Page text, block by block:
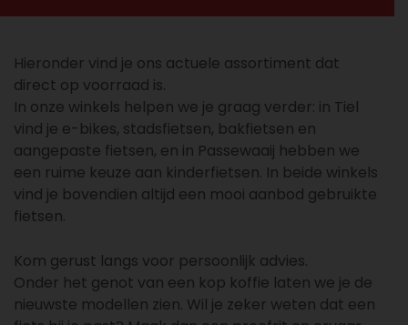
Hieronder vind je ons actuele assortiment dat
direct op voorraad is.
In onze winkels helpen we je graag verder: in Tiel
vind je e-bikes, stadsfietsen, bakfietsen en
aangepaste fietsen, en in Passewaaij hebben we
een ruime keuze aan kinderfietsen. In beide winkels
vind je bovendien altijd een mooi aanbod gebruikte
fietsen.
Kom gerust langs voor persoonlijk advies.
Onder het genot van een kop koffie laten we je de
nieuwste modellen zien. Wil je zeker weten dat een